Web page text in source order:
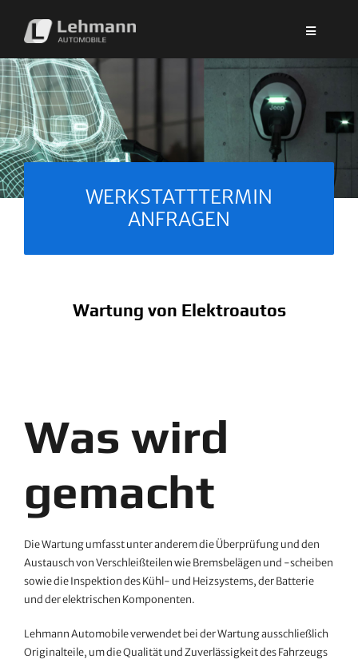
Inhalt
springen
WERKSTATTTERMIN
ANFRAGEN
Wartung von Elektroautos
Was wird
gemacht
Die Wartung umfasst unter anderem die Überprüfung und den
Austausch von Verschleißteilen wie Bremsbelägen und -scheiben
sowie die Inspektion des Kühl- und Heizsystems, der Batterie
und der elektrischen Komponenten.
Lehmann Automobile verwendet bei der Wartung ausschließlich
Originalteile, um die Qualität und Zuverlässigkeit des Fahrzeugs